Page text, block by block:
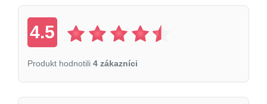
4.5
Produkt hodnotili 4 zákazníci